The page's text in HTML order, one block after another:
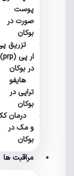
پوست
صورت در
بوکان
تزریق پی
ار پی (prp)
در بوکان
هایفو
تراپی در
بوکان
درمان کک
و مک در
بوکان
مراقبت ها